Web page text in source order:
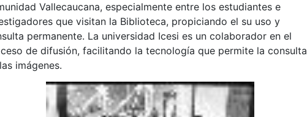
Vallecaucana, especialmente entre los estudiantes e
que visitan la Biblioteca, propiciando el su uso y
permanente. La universidad Icesi es un colaborador en el
de difusión, facilitando la tecnología que permite la consulta
imágenes.